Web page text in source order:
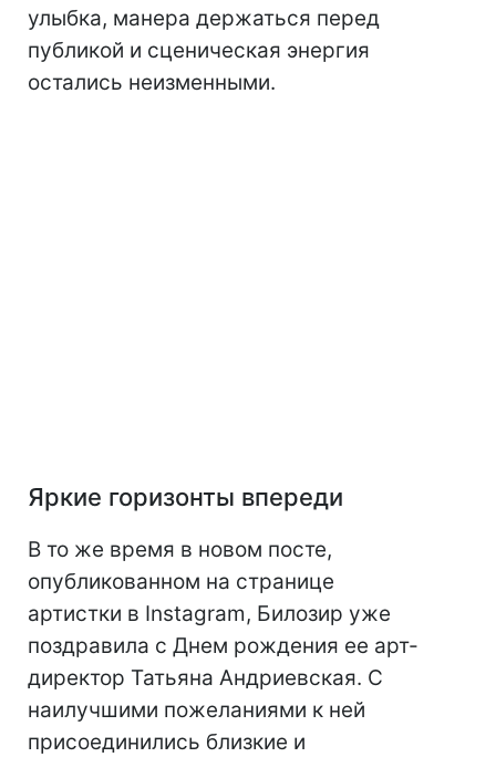
улыбка, манера держаться перед
публикой и сценическая энергия
остались неизменными.
Яркие горизонты впереди
В то же время в новом посте,
опубликованном на странице
артистки в Instagram, Билозир уже
поздравила с Днем рождения ее арт-
директор Татьяна Андриевская. С
наилучшими пожеланиями к ней
присоединились близкие и